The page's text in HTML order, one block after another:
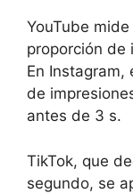
YouTube
proporción de
En Instagram,
de
antes de 3 s.
TikTok, que
segundo, se